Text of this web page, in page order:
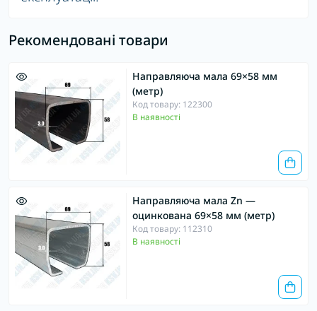
Рекомендовані товари
Направляюча мала 69×58 мм
(метр)
Код товару: 122300
В наявності
Направляюча мала Zn —
оцинкована 69×58 мм (метр)
Код товару: 112310
В наявності